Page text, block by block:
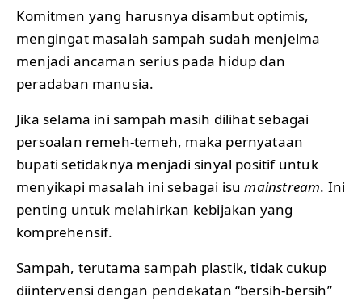
Komitmen yang harusnya disambut optimis,
mengingat masalah sampah sudah menjelma
menjadi ancaman serius pada hidup dan
peradaban manusia.
Jika selama ini sampah masih dilihat sebagai
persoalan remeh-temeh, maka pernyataan
bupati setidaknya menjadi sinyal positif untuk
menyikapi masalah ini sebagai isumainstream. Ini
penting untuk melahirkan kebijakan yang
komprehensif.
Sampah, terutama sampah plastik, tidak cukup
diintervensi dengan pendekatan “bersih-bersih”